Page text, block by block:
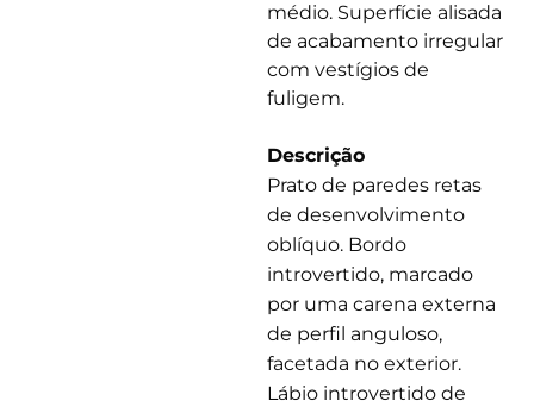
médio. Superfície alisada
de acabamento irregular
com vestígios de
fuligem.
Descrição
Prato de paredes retas
de desenvolvimento
oblíquo. Bordo
introvertido, marcado
por uma carena externa
de perfil anguloso,
facetada no exterior.
Lábio introvertido de